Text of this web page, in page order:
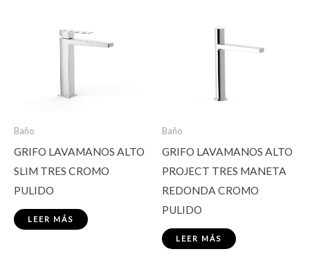
Baño
GRIFO LAVAMANOS ALTO
SLIM TRES CROMO
PULIDO
LEER MÁS
Baño
GRIFO LAVAMANOS ALTO
PROJECT TRES MANETA
REDONDA CROMO
PULIDO
LEER MÁS